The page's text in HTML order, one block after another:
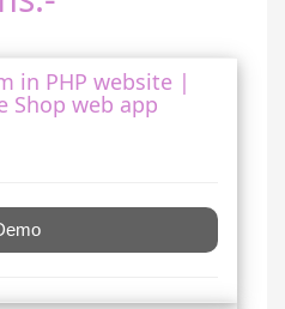
in PHP website |
Shop web app